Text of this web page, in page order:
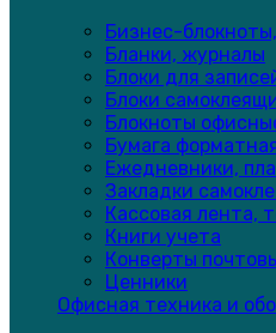
Бизнес-
Бланки, журналы
Блоки для
Блоки
Блокноты
Бумага
Ежедневники,
Закладки
Кассовая лента,
Книги учета
Конверты
Ценники
Офисная техника и